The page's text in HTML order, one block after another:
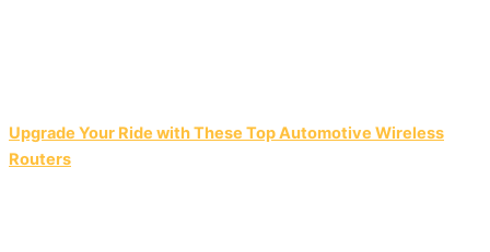
Upgrade Your Ride with These Top Automotive Wireless
Routers